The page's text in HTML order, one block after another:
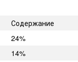
Содержание
24%
14%